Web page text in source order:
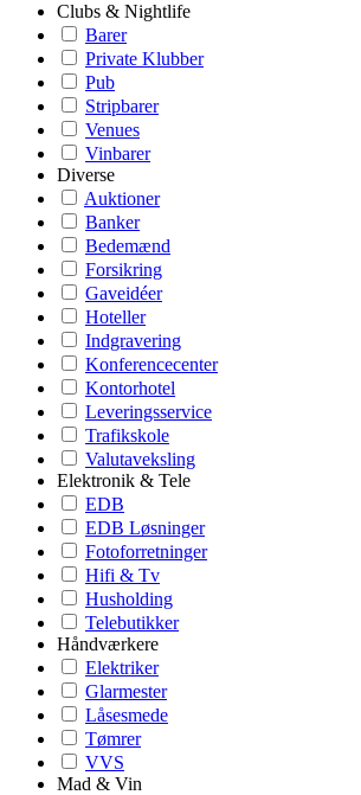
Clubs & Nightlife
Barer
Private Klubber
Pub
Stripbarer
Venues
Vinbarer
Diverse
Auktioner
Banker
Bedemænd
Forsikring
Gaveidéer
Hoteller
Indgravering
Konferencecenter
Kontorhotel
Leveringsservice
Trafikskole
Valutaveksling
Elektronik & Tele
EDB
EDB Løsninger
Fotoforretninger
Hifi & Tv
Husholding
Telebutikker
Håndværkere
Elektriker
Glarmester
Låsesmede
Tømrer
VVS
Mad & Vin